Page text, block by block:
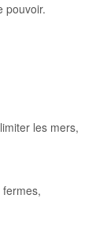
pouvoir.
les mers,